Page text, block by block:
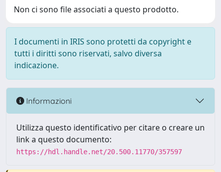
Non ci sono file associati a questo prodotto.
I documenti in IRIS sono protetti da copyright e
tutti i diritti sono riservati, salvo diversa
indicazione.
Informazioni
Utilizza questo identificativo per citare o creare un
link a questo documento:
https://hdl.handle.net/20.500.11770/357597